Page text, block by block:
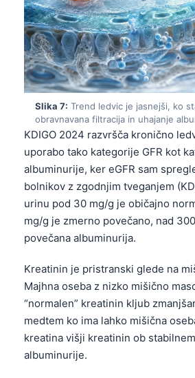
Slika 7: Trend ledvic je jasnejši, ko
obravnavana filtracija in uhajanje
KDIGO 2024 razvršča kronično
uporabo tako kategorije GFR kot
albuminurije, ker eGFR sam
bolnikov z zgodnjim tveganjem
urinu pod 30 mg/g je običajno
mg/g je zmerno povečano, nad
povečana albuminurija.
Kreatinin je pristranski glede na
Majhna oseba z nizko mišično
“normalen” kreatinin kljub
medtem ko ima lahko mišična
kreatina višji kreatinin ob
albuminurije.
Română
简体中文
فارسی
Български
Dansk
Nederlands
हिन्दी
Bahasa Indonesia
Հայերեն
Íslenska
Svenska
Bosanski
Azərbaycan dili
Eesti
日本語